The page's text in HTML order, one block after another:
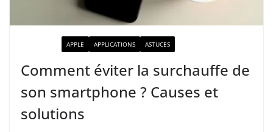
APPLE APPLICATIONS ASTUCES
Comment éviter la surchauffe de
son smartphone ? Causes et
solutions